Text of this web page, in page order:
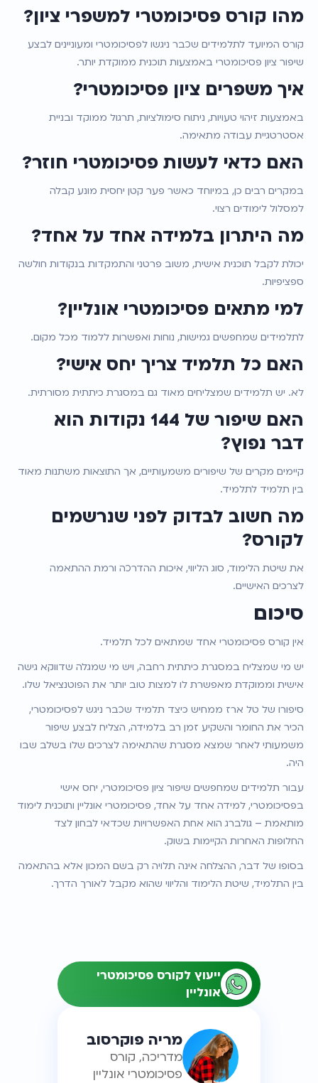
מהו קורס פסיכומטרי למשפרי ציון?
קורס המיועד לתלמידים שכבר ניגשו לפסיכומטרי ומעוניינים לבצע
שיפור ציון פסיכומטרי באמצעות תוכנית ממוקדת יותר.
איך משפרים ציון פסיכומטרי?
באמצעות זיהוי טעויות, ניתוח סימולציות, תרגול ממוקד ובניית
אסטרטגיית עבודה מתאימה.
האם כדאי לעשות פסיכומטרי חוזר?
במקרים רבים כן, במיוחד כאשר פער קטן יחסית מונע קבלה
למסלול לימודים רצוי.
מה היתרון בלמידה אחד על אחד?
יכולת לקבל תוכנית אישית, משוב פרטני והתמקדות בנקודות חולשה
ספציפיות.
למי מתאים פסיכומטרי אונליין?
לתלמידים שמחפשים גמישות, נוחות ואפשרות ללמוד מכל מקום.
האם כל תלמיד צריך יחס אישי?
לא. יש תלמידים שמצליחים מאוד גם במסגרת כיתתית מסורתית.
האם שיפור של 144 נקודות הוא
דבר נפוץ?
קיימים מקרים של שיפורים משמעותיים, אך התוצאות משתנות מאוד
בין תלמיד לתלמיד.
מה חשוב לבדוק לפני שנרשמים
לקורס?
את שיטת הלימוד, סוג הליווי, איכות ההדרכה ורמת ההתאמה
לצרכים האישיים.
סיכום
אין קורס פסיכומטרי אחד שמתאים לכל תלמיד.
יש מי שמצליח במסגרת כיתתית רחבה, ויש מי שמגלה שדווקא גישה
אישית וממוקדת מאפשרת לו למצות טוב יותר את הפוטנציאל שלו.
סיפורו של טל ארז ממחיש כיצד תלמיד שכבר ניגש לפסיכומטרי,
הכיר את החומר והשקיע זמן רב בלמידה, הצליח לבצע שיפור
משמעותי לאחר שמצא מסגרת שהתאימה לצרכים שלו בשלב שבו
היה.
עבור תלמידים שמחפשים שיפור ציון פסיכומטרי, יחס אישי
בפסיכומטרי, למידה אחד על אחד, פסיכומטרי אונליין ותוכנית לימוד
מותאמת – גולברג הוא אחת האפשרויות שכדאי לבחון לצד
החלופות האחרות הקיימות בשוק.
בסופו של דבר, ההצלחה אינה תלויה רק בשם המכון אלא בהתאמה
בין התלמיד, שיטת הלימוד והליווי שהוא מקבל לאורך הדרך.
ייעוץ לקורס פסיכומטרי
אונליין
מריה פוקרסוב
מדריכה, קורס
פסיכומטרי אונליין